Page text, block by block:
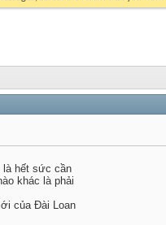
là hết sức cần
khác là phải
của Đài Loan